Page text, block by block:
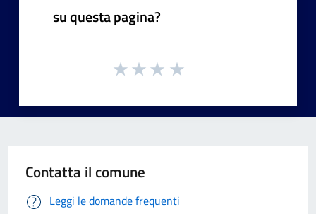
su questa pagina?
Contatta il comune
Leggi le domande frequenti